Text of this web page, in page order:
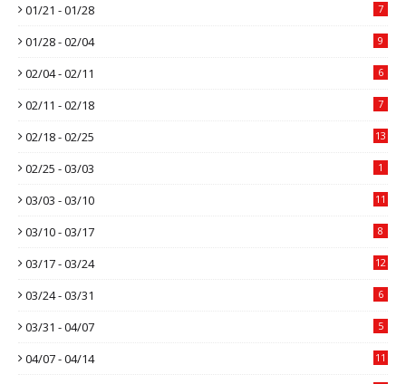
01/21 - 01/28 7
01/28 - 02/04 9
02/04 - 02/11 6
02/11 - 02/18 7
02/18 - 02/25 13
02/25 - 03/03 1
03/03 - 03/10 11
03/10 - 03/17 8
03/17 - 03/24 12
03/24 - 03/31 6
03/31 - 04/07 5
04/07 - 04/14 11